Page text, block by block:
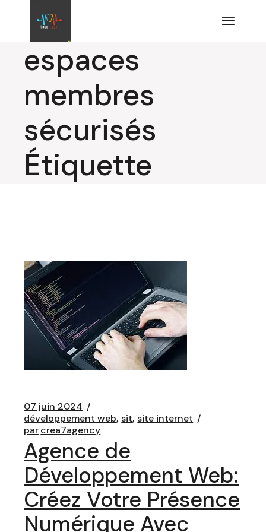
contenu
espaces
membres
sécurisés
Étiquette
07 juin 2024
développement web sit site internet
parcrea7agency
Agence de
Développement Web:
Créez Votre Présence
Numérique Avec